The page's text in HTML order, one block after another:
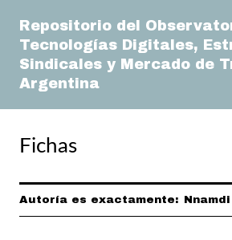
Repositorio del
Tecnologías Digitales,
Sindicales y Mercado de
Argentina
Fichas
Autoría es exactamente